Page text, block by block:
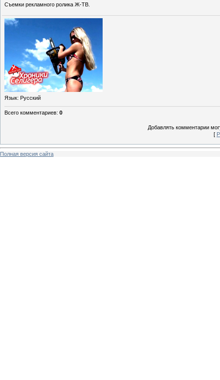
Съемки рекламного ролика Ж-ТВ.
Язык: Русский
Всего комментариев: 0
Добавлять комментарии
[
Полная версия сайта